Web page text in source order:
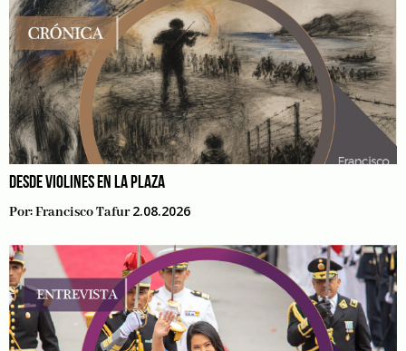
DESDE VIOLINES EN LA PLAZA
Por:Francisco Tafur 2.08.2026